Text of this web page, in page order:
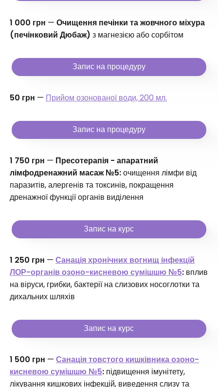
1 000 грн — Очищення печінки та жовчного міхура
(печінковий Дюбаж) з магнезією або сорбітом
Запис на процедуру
50 грн — Прийом озонованої води, 200 мл.
Запис на процедуру
1 750 грн — Пресотерапія - апаратний
лімфодренажний масаж №5:очищення лімфи від
паразитів, алергенів та токсинів, покращення
дренажної функції органів виділення
Запис на курс
1 250 грн — Санація хронічних вогнищ інфекцій
ЛОР-органів озоно-кисневою сумішшю №5: вплив
на віруси, грибки, бактерії на слизових носоглотки та
дихальних шляхів
Запис на курс
1 500 грн — Санація товстого кишківника озоно-
кисневою сумішшю №5: підвищення імунітету,
лікування кишкових інфекцій, виведення слизу та